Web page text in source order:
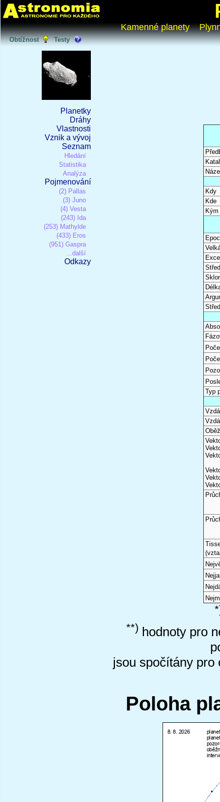
Kamenné planety
Obtížnost Testy
Planetky
Dráhy
Vlastnosti
Vznik a vývoj
Seznam
Hledání
Statistika
Analýza
Pojmenování
(2) Pallas
(3) Juno
(4) Vesta
(243) Ida
(253) Mathylde
(433) Eros
(951) Gaspra
...další
Odkazy
Kdy
Kde
Kým
Typ
**) hodnoty pro
jsou spočítány pro
Poloha